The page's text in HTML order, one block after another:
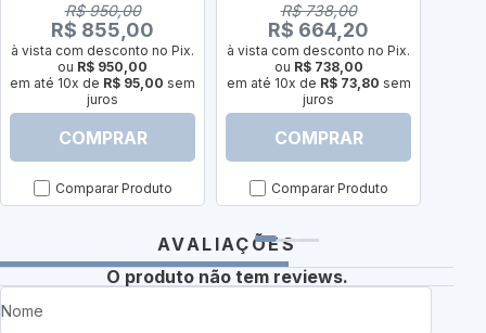
R$ 950,00
R$ 855,00
à vista com desconto no Pix.
ou R$ 950,00
em até 10x de R$ 95,00 sem
juros
COMPRAR
Comparar Produto
R$ 738,00
R$ 664,20
à vista com desconto no Pix.
ou R$ 738,00
em até 10x de R$ 73,80 sem
juros
COMPRAR
Comparar Produto
AVALIAÇÕES
O produto não tem reviews.